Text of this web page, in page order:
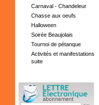
Carnaval - Chandeleur
Chasse aux oeufs
Halloween
Soirée Beaujolais
Tournoi de pétanque
Activités et manifestations
suite